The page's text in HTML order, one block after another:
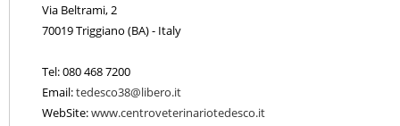
Via Beltrami, 2
70019 Triggiano (BA) - Italy
Tel: 080 468 7200
Email:tedesco38@libero.it
WebSite:www.centroveterinariotedesco.it